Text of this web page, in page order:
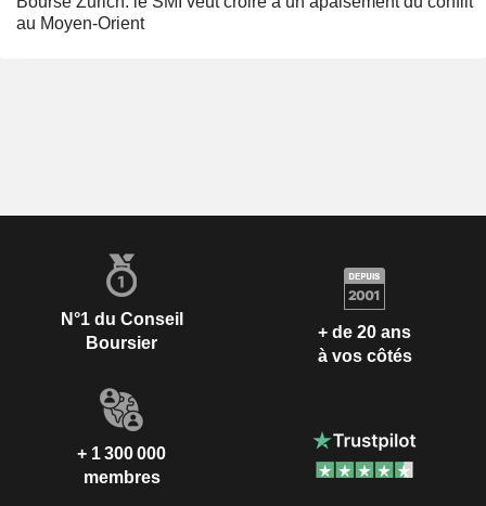
au Moyen-Orient
N°1 du Conseil
Boursier
+ de 20 ans
à vos côtés
+ 1 300 000
membres